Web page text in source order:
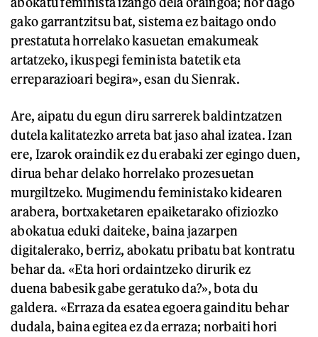
gako garrantzitsu bat, sistema ez baitago ondo
prestatuta horrelako kasuetan emakumeak
artatzeko, ikuspegi feminista batetik eta
erreparazioari begira», esan du Sienrak.
Are, aipatu du egun diru sarrerek baldintzatzen
dutela kalitatezko arreta bat jaso ahal izatea. Izan
ere, Izarok oraindik ez du erabaki zer egingo duen,
dirua behar delako horrelako prozesuetan
murgiltzeko. Mugimendu feministako kidearen
arabera, bortxaketaren epaiketarako ofiziozko
abokatua eduki daiteke, baina jazarpen
digitalerako, berriz, abokatu pribatu bat kontratu
behar da. «Eta hori ordaintzeko dirurik ez
duena babesik gabe geratuko da?», bota du
galdera. «Erraza da esatea egoera gainditu behar
dudala, baina egitea ez da erraza; norbaiti hori